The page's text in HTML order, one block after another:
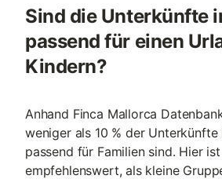
Sind die Unterkünfte
passend für einen
Kindern?
Anhand Finca Mallorca
weniger als 10 % der Unterkünfte
passend für Familien sind. Hier
empfehlenswert, als kleine